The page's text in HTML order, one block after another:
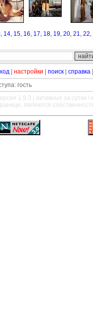
, 14, 15, 16, 17, 18, 19, 20, 21, 22,
настройки поиск справка
гость
1.9.3 | активных за сутки /
являются
———————————